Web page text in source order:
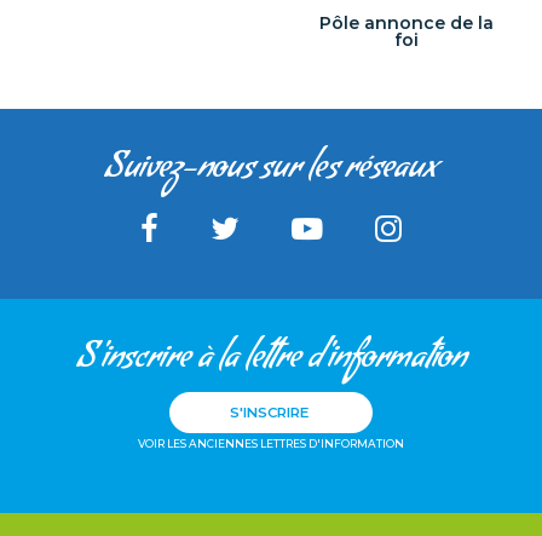
Pôle annonce de la
foi
Suivez-nous sur les réseaux
S'inscrire à la lettre d'information
S'INSCRIRE
VOIR LES ANCIENNES LETTRES D'INFORMATION